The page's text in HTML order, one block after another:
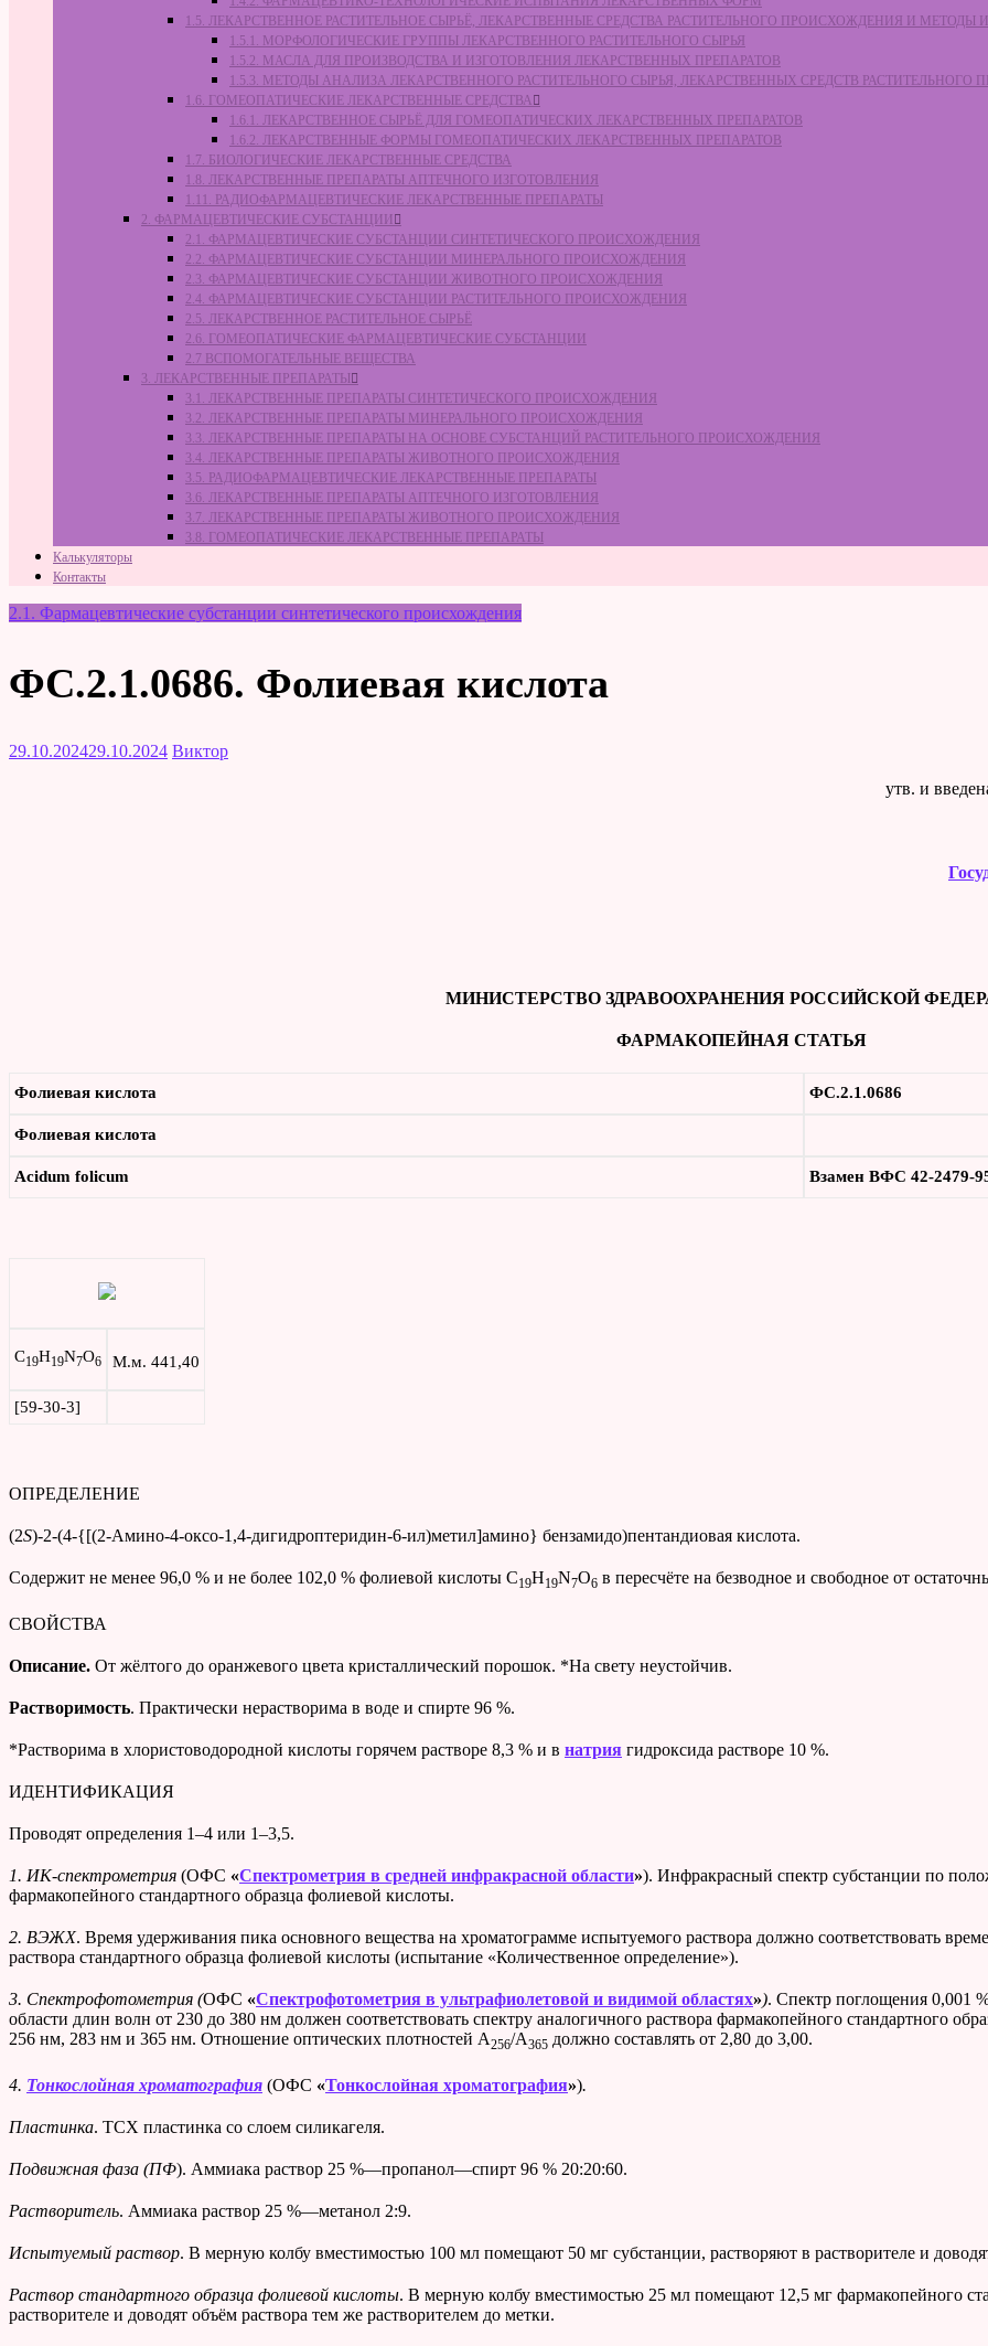
1.5. ЛЕКАРСТВЕННОЕ РАСТИТЕЛЬНОЕ СЫРЬЁ, ЛЕКАРСТВЕННЫЕ СРЕДСТВА РАСТИТЕЛЬНОГО ПРОИСХОЖДЕНИЯ И МЕТОДЫ
1.5.1. МОРФОЛОГИЧЕСКИЕ ГРУППЫ ЛЕКАРСТВЕННОГО РАСТИТЕЛЬНОГО СЫРЬЯ
1.5.2. МАСЛА ДЛЯ ПРОИЗВОДСТВА И ИЗГОТОВЛЕНИЯ ЛЕКАРСТВЕННЫХ ПРЕПАРАТОВ
1.5.3. МЕТОДЫ АНАЛИЗА ЛЕКАРСТВЕННОГО РАСТИТЕЛЬНОГО СЫРЬЯ, ЛЕКАРСТВЕННЫХ СРЕДСТВ РАСТИТЕЛЬНОГО
1.6. ГОМЕОПАТИЧЕСКИЕ ЛЕКАРСТВЕННЫЕ СРЕДСТВА
1.6.1. ЛЕКАРСТВЕННОЕ СЫРЬЁ ДЛЯ ГОМЕОПАТИЧЕСКИХ ЛЕКАРСТВЕННЫХ ПРЕПАРАТОВ
1.6.2. ЛЕКАРСТВЕННЫЕ ФОРМЫ ГОМЕОПАТИЧЕСКИХ ЛЕКАРСТВЕННЫХ ПРЕПАРАТОВ
1.7. БИОЛОГИЧЕСКИЕ ЛЕКАРСТВЕННЫЕ СРЕДСТВА
1.8. ЛЕКАРСТВЕННЫЕ ПРЕПАРАТЫ АПТЕЧНОГО ИЗГОТОВЛЕНИЯ
1.11. РАДИОФАРМАЦЕВТИЧЕСКИЕ ЛЕКАРСТВЕННЫЕ ПРЕПАРАТЫ
2. ФАРМАЦЕВТИЧЕСКИЕ СУБСТАНЦИИ
2.1. ФАРМАЦЕВТИЧЕСКИЕ СУБСТАНЦИИ СИНТЕТИЧЕСКОГО ПРОИСХОЖДЕНИЯ
2.2. ФАРМАЦЕВТИЧЕСКИЕ СУБСТАНЦИИ МИНЕРАЛЬНОГО ПРОИСХОЖДЕНИЯ
2.3. ФАРМАЦЕВТИЧЕСКИЕ СУБСТАНЦИИ ЖИВОТНОГО ПРОИСХОЖДЕНИЯ
2.4. ФАРМАЦЕВТИЧЕСКИЕ СУБСТАНЦИИ РАСТИТЕЛЬНОГО ПРОИСХОЖДЕНИЯ
2.5. ЛЕКАРСТВЕННОЕ РАСТИТЕЛЬНОЕ СЫРЬЁ
2.6. ГОМЕОПАТИЧЕСКИЕ ФАРМАЦЕВТИЧЕСКИЕ СУБСТАНЦИИ
2.7 ВСПОМОГАТЕЛЬНЫЕ ВЕЩЕСТВА
3. ЛЕКАРСТВЕННЫЕ ПРЕПАРАТЫ
3.1. ЛЕКАРСТВЕННЫЕ ПРЕПАРАТЫ СИНТЕТИЧЕСКОГО ПРОИСХОЖДЕНИЯ
3.2. ЛЕКАРСТВЕННЫЕ ПРЕПАРАТЫ МИНЕРАЛЬНОГО ПРОИСХОЖДЕНИЯ
3.3. ЛЕКАРСТВЕННЫЕ ПРЕПАРАТЫ НА ОСНОВЕ СУБСТАНЦИЙ РАСТИТЕЛЬНОГО ПРОИСХОЖДЕНИЯ
3.4. ЛЕКАРСТВЕННЫЕ ПРЕПАРАТЫ ЖИВОТНОГО ПРОИСХОЖДЕНИЯ
3.5. РАДИОФАРМАЦЕВТИЧЕСКИЕ ЛЕКАРСТВЕННЫЕ ПРЕПАРАТЫ
3.6. ЛЕКАРСТВЕННЫЕ ПРЕПАРАТЫ АПТЕЧНОГО ИЗГОТОВЛЕНИЯ
3.7. ЛЕКАРСТВЕННЫЕ ПРЕПАРАТЫ ЖИВОТНОГО ПРОИСХОЖДЕНИЯ
3.8. ГОМЕОПАТИЧЕСКИЕ ЛЕКАРСТВЕННЫЕ ПРЕПАРАТЫ
Калькуляторы
Контакты
2.1. Фармацевтические субстанции синтетического происхождения
ФС.2.1.0686. Фолиевая кислота
29.10.202429.10.2024 Виктор
утв. и
МИНИСТЕРСТВО ЗДРАВООХРАНЕНИЯ РОССИЙСКОЙ
ФАРМАКОПЕЙНАЯ СТАТЬЯ
Фолиевая кислота ФС.2.1.0686
Фолиевая кислота
Acidum folicum Взамен ВФС 42-2479-
C19H19N7O6 М.м. 441,40
[59-30-3]
ОПРЕДЕЛЕНИЕ
(2S)-2-(4-{[(2-Амино-4-оксо-1,4-дигидроптеридин-6-ил)метил]амино} бензамидо)пентандиовая кислота.
Cодержит не менее 96,0 % и не более 102,0 % фолиевой кислоты C19H19N7O6 в пересчёте на безводное и свободное от
СВОЙСТВА
Описание. От жёлтого до оранжевого цвета кристаллический порошок. *На свету неустойчив.
Растворимость. Практически нерастворима в воде и cпирте 96 %.
*Растворима в хлористоводородной кислоты горячем растворе 8,3 % и в натрия гидроксида растворе 10 %.
ИДЕНТИФИКАЦИЯ
Проводят определения 1–4 или 1–3,5.
1. ИК-спектрометрия (ОФС «Спектрометрия в средней инфракрасной области»). Инфракрасный спектр субстанции по
фармакопейного стандартного образца фолиевой кислоты.
2. ВЭЖХ. Время удерживания пика основного вещества на хроматограмме испытуемого раствора должно соответствовать
раствора стандартного образца фолиевой кислоты (испытание «Количественное определение»).
3. Спектрофотометрия (ОФС «Спектрофотометрия в ультрафиолетовой и видимой областях»). Спектр поглощения 0,001
области длин волн от 230 до 380 нм должен соответствовать спектру аналогичного раствора фармакопейного стандартного
256 нм, 283 нм и 365 нм. Отношение оптических плотностей А256/А365 должно составлять от 2,80 до 3,00.
4. Тонкослойная хроматография (ОФС «Тонкослойная хроматография»).
Пластинка. ТСХ пластинка со слоем силикагеля.
Подвижная фаза (ПФ). Аммиака раствор 25 %—пропанол—спирт 96 % 20:20:60.
Растворитель. Аммиака раствор 25 %—метанол 2:9.
Испытуемый раствор. В мерную колбу вместимостью 100 мл помещают 50 мг субстанции, растворяют в растворителе и
Раствор стандартного образца фолиевой кислоты. В мерную колбу вместимостью 25 мл помещают 12,5 мг фармакопейного
растворителе и доводят объём раствора тем же растворителем до метки.